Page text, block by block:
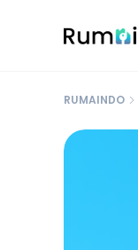
RUMAINDO